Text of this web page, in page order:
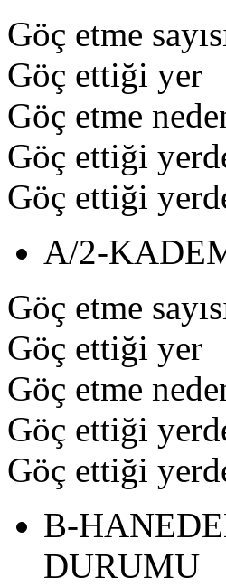
Göç etme
Göç ettiği yer
Göç etme
Göç ettiği
Göç ettiği
A/2-
Göç etme
Göç ettiği yer
Göç etme
Göç ettiği
Göç ettiği
B-
DURUMU